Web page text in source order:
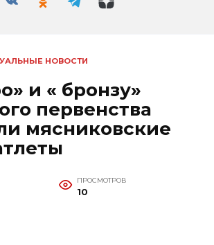
НОВОСТИ
и « бронзу»
первенства
мясниковские
ПРОСМОТРОВ
10